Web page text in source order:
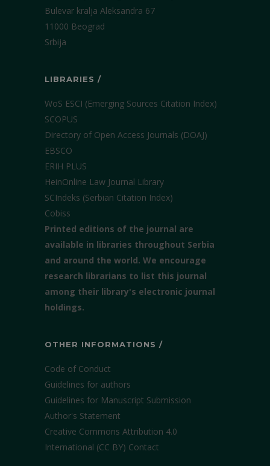
Bulevar kralja Aleksandra 67
11000 Beograd
Srbija
LIBRARIES /
WoS ESCI (Emerging Sources Citation Index)
SCOPUS
Directory of Open Access Journals (DOAJ)
EBSCO
ERIH PLUS
HeinOnline Law Journal Library
SCIndeks (Serbian Citation Index)
Cobiss
Printed editions of the journal are
available in libraries throughout Serbia
and around the world. We encourage
research librarians to list this journal
among their library's electronic journal
holdings.
OTHER INFORMATIONS /
Code of Conduct
Guidelines for authors
Guidelines for Manuscript Submission
Author's Statement
Creative Commons Attribution 4.0
International (CC BY) Contact